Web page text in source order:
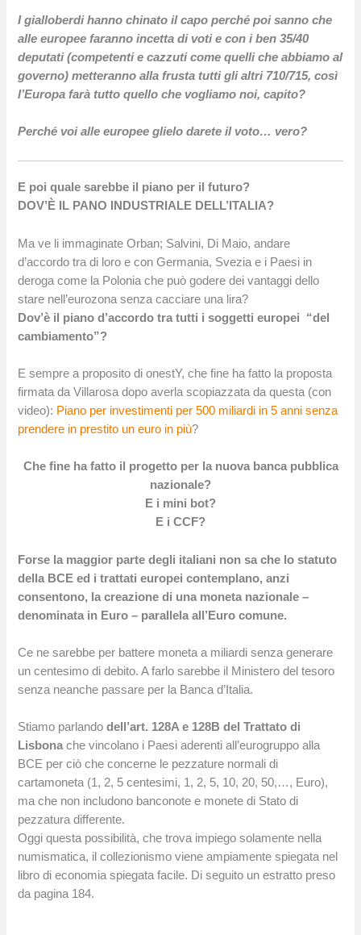
I gialloberdi hanno chinato il capo perché poi sanno che
alle europee faranno incetta di voti e con i ben 35/40
deputati (competenti e cazzuti come quelli che abbiamo al
governo) metteranno alla frusta tutti gli altri 710/715, così
l’Europa farà tutto quello che vogliamo noi, capito?
Perché voi alle europee glielo darete il voto… vero?
E poi quale sarebbe il piano per il futuro?
DOV’È IL PANO INDUSTRIALE DELL’ITALIA?
Ma ve li immaginate Orban; Salvini, Di Maio, andare
d’accordo tra di loro e con Germania, Svezia e i Paesi in
deroga come la Polonia che può godere dei vantaggi dello
stare nell’eurozona senza cacciare una lira?
Dov’è il piano d’accordo tra tutti i soggetti europei “del
cambiamento”?
E sempre a proposito di onestY, che fine ha fatto la proposta
firmata da Villarosa dopo averla scopiazzata da questa (con
video): Piano per investimenti per 500 miliardi in 5 anni senza
prendere in prestito un euro in più?
Che fine ha fatto il progetto per la nuova banca pubblica
nazionale?
E i mini bot?
E i CCF?
Forse la maggior parte degli italiani non sa che lo statuto
della BCE ed i trattati europei contemplano, anzi
consentono, la creazione di una moneta nazionale –
denominata in Euro – parallela all’Euro comune.
Ce ne sarebbe per battere moneta a miliardi senza generare
un centesimo di debito. A farlo sarebbe il Ministero del tesoro
senza neanche passare per la Banca d’Italia.
Stiamo parlandodell’art. 128A e 128B del Trattato di
Lisbonache vincolano i Paesi aderenti all’eurogruppo alla
BCE per ciò che concerne le pezzature normali di
cartamoneta (1, 2, 5 centesimi, 1, 2, 5, 10, 20, 50,…, Euro),
ma che non includono banconote e monete di Stato di
pezzatura differente.
Oggi questa possibilità, che trova impiego solamente nella
numismatica, il collezionismo viene ampiamente spiegata nel
libro di economia spiegata facile. Di seguito un estratto preso
da pagina 184.